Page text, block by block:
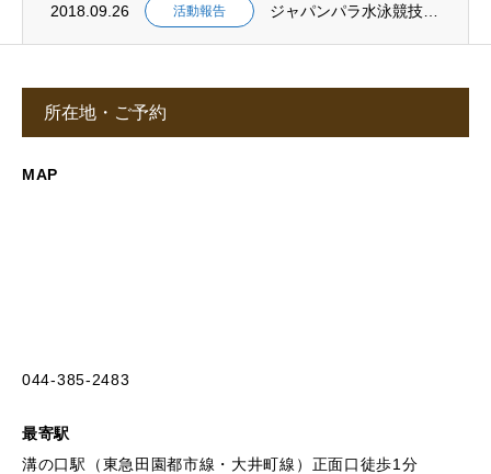
2018.09.26 活動報告
所在地・ご予約
MAP
044-385-2483
最寄駅
溝の口駅（東急田園都市線・大井町線）正面口徒歩1分